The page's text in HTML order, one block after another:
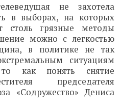
не захотела
в выборах, на которых
столь грязные методы
можно с легкостью
в политике не так
ситуациям
как понять снятие
председателя
«Содружество» Дениса